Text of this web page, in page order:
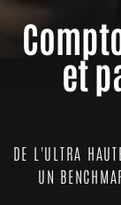
et
DE L'ULTRA
UN